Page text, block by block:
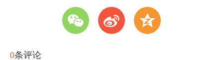
w t z
0条评论